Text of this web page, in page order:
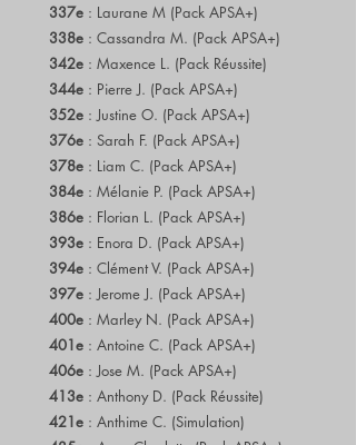
337e : Laurane M (Pack APSA+)
338e : Cassandra M. (Pack APSA+)
342e : Maxence L. (Pack Réussite)
344e : Pierre J. (Pack APSA+)
352e : Justine O. (Pack APSA+)
376e : Sarah F. (Pack APSA+)
378e : Liam C. (Pack APSA+)
384e : Mélanie P. (Pack APSA+)
386e : Florian L. (Pack APSA+)
393e : Enora D. (Pack APSA+)
394e : Clément V. (Pack APSA+)
397e : Jerome J. (Pack APSA+)
400e : Marley N. (Pack APSA+)
401e : Antoine C. (Pack APSA+)
406e : Jose M. (Pack APSA+)
413e : Anthony D. (Pack Réussite)
421e : Anthime C. (Simulation)